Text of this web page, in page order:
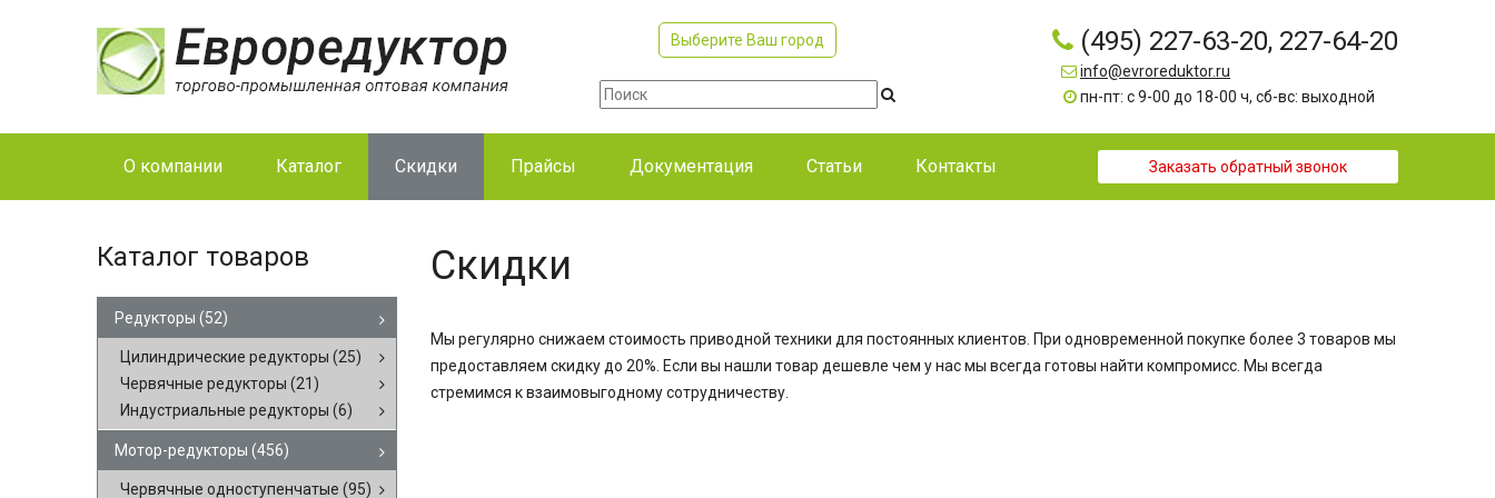
Выберите Ваш город (495) 227-63-20, 227-64-20
info@evroreduktor.ru
пн-пт: с 9-00 до 18-00 ч, сб-вс: выходной
О компании Каталог Скидки Прайсы Документация Статьи Контакты Заказать обратный звонок
Каталог товаров
Редукторы (52)
Цилиндрические редукторы (25)
Червячные редукторы (21)
Индустриальные редукторы (6)
Мотор-редукторы (456)
Червячные одноступенчатые (95)
Скидки
Мы регулярно снижаем стоимость приводной техники для постоянных клиентов. При одновременной покупке более 3 товаров мы
предоставляем скидку до 20%. Если вы нашли товар дешевле чем у нас мы всегда готовы найти компромисс. Мы всегда
стремимся к взаимовыгодному сотрудничеству.